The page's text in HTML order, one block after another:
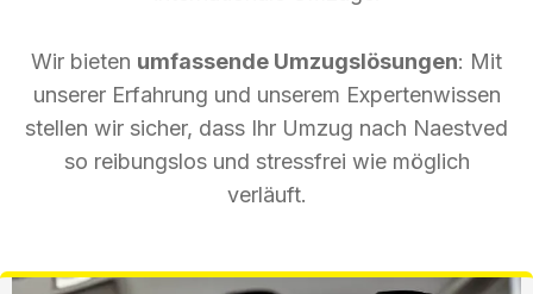
Wir bieten umfassende Umzugslösungen: Mit
unserer Erfahrung und unserem Expertenwissen
stellen wir sicher, dass Ihr Umzug nach Naestved
so reibungslos und stressfrei wie möglich
verläuft.